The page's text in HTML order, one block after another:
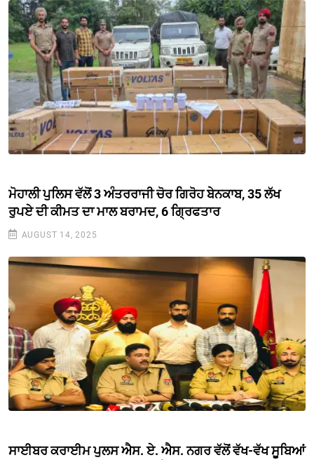
ਮੋਹਾਲੀ ਪੁਲਿਸ ਵੱਲੋਂ 3 ਅੰਤਰਰਾਜੀ ਚੋਰ ਗਿਰੋਹ ਬੇਨਕਾਬ, 35 ਲੱਖ
ਰੁਪਏ ਦੀ ਕੀਮਤ ਦਾ ਮਾਲ ਬਰਾਮਦ, 6 ਗ੍ਰਿਫਤਾਰ
AUGUST 14, 2025
ਸਾਈਬਰ ਕਰਾਈਮ ਪੁਲਸ ਐਸ. ਏ. ਐਸ. ਨਗਰ ਵੱਲੋਂ ਵੱਖ-ਵੱਖ ਸੂਬਿਆਂ